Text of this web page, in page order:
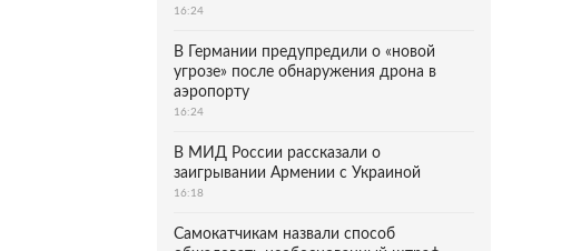
16:24
В Германии предупредили о «новой
угрозе» после обнаружения дрона в
аэропорту
16:24
В МИД России рассказали о
заигрывании Армении с Украиной
16:18
Самокатчикам назвали способ